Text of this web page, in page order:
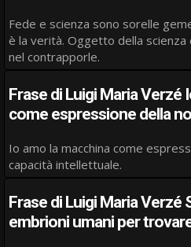
Fede e scienza sono sorelle gemelle. Oggetto della fede
è la verità. Oggetto della scienza è la verità. L'errore sta
nel contrapporle.
Frase di Luigi Maria Verzé
come espressione della
Io amo la macchina come espressione della nostra
capacità intellettuale.
Frase di Luigi Maria Verzé
embrioni umani per